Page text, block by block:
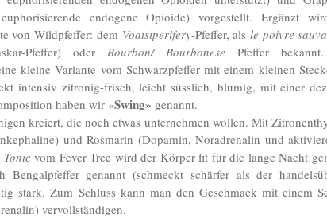
endogene Opioide) vorgestellt. Ergänzt
von Wildpfeffer: dem Voatsiperifery-Pfeffer, als le poivre
Pfeffer) oder Bourbon/ Bourbonese
kleine Variante vom Schwarzpfeffer mit einem kleinen
intensiv zitronig-frisch, leicht süsslich, blumig, mit einer
haben wir «Swing» genannt.
kreiert, die noch etwas unternehmen wollen. Mit
und Rosmarin (Dopamin, Noradrenalin und
Tonic vom Fever Tree wird der Körper fit für die lange Nacht
genannt (schmeckt schärfer als der
stark. Zum Schluss kann man den Geschmack mit einem
vervollständigen.